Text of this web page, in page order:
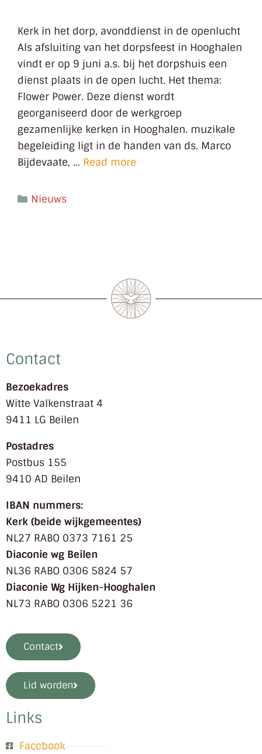
Kerk in het dorp, avonddienst in de openlucht
Als afsluiting van het dorpsfeest in Hooghalen
vindt er op 9 juni a.s. bij het dorpshuis een
dienst plaats in de open lucht. Het thema:
Flower Power. Deze dienst wordt
georganiseerd door de werkgroep
gezamenlijke kerken in Hooghalen. muzikale
begeleiding ligt in de handen van ds. Marco
Bijdevaate, … Read more
Nieuws
Contact
Bezoekadres
Witte Valkenstraat 4
9411 LG Beilen
Postadres
Postbus 155
9410 AD Beilen
IBAN nummers:
Kerk (beide wijkgemeentes)
NL27 RABO 0373 7161 25
Diaconie wg Beilen
NL36 RABO 0306 5824 57
Diaconie Wg Hijken-Hooghalen
NL73 RABO 0306 5221 36
Contact
Lid worden
Links
Facebook